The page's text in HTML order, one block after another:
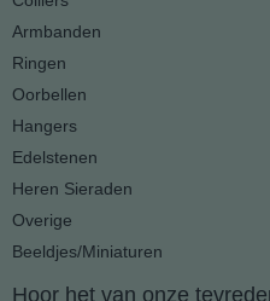
Armbanden
Ringen
Oorbellen
Hangers
Edelstenen
Heren Sieraden
Overige
Beeldjes/Miniaturen
Hoor het van onze